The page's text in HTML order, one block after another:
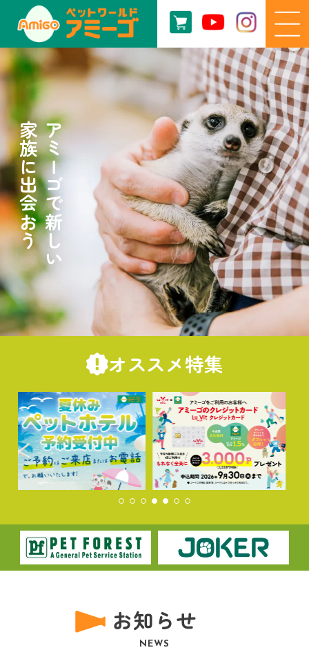
アミーゴで新しい
家族に出会おう
オススメ特集
お知らせ
NEWS